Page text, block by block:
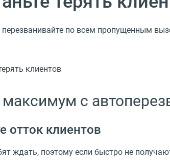
по всем пропущенным
максимум с
отток клиентов
ждать, поэтому если быстро не